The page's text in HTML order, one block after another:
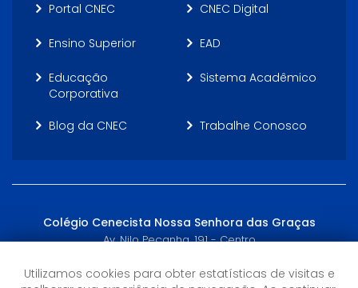
Portal CNEC CNEC Digital
Ensino Superior EAD
Educação
Corporativa
Sistema Acadêmico
Blog da CNEC Trabalhe Conosco
Colégio Cenecista Nossa Senhora das Graças
Av. Nilo Peçanha, 191 - Centro
Utilizamos cookies para obter estatísticas de visitas e